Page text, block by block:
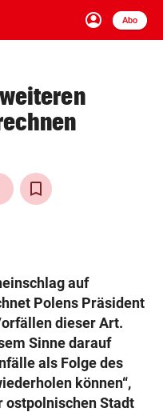
account_circle
Anmelden
Abo
close Schließen
arrow_right
arrow_right
2026
auf
Polens Präsident
dieser Art.
Sinne darauf
als Folge des
können“,
ostpolnischen Stadt